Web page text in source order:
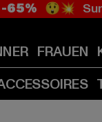
-65% 😲💥
FRAUEN